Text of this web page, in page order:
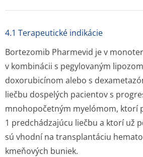
4.1 Terapeutické indikácie
Bortezomib Pharmevid je v
v kombinácii s pegylovaným
doxorubicínom alebo s
liečbu dospelých pacientov s
mnohopočetným myelómom, ktorí
1 predchádzajúcu liečbu a ktorí už
sú vhodní na transplantáciu
kmeňových buniek.